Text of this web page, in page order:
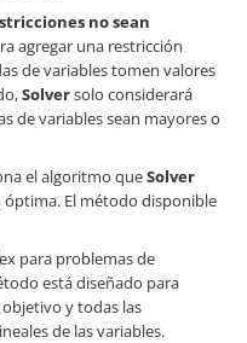
no sean
agregar una restricción
de variables tomen valores
Solversolo considerará
de variables sean mayores o
el algoritmo queSolver
El método disponible
para problemas de
está diseñado para
y todas las
de las variables.